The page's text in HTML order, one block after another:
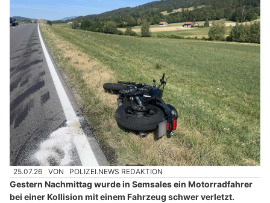
25.07.26 VON POLIZEI.NEWS REDAKTION
Gestern Nachmittag wurde in Semsales ein Motorradfahrer
bei einer Kollision mit einem Fahrzeug schwer verletzt.